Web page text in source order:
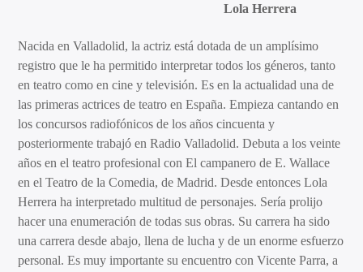
Lola Herrera
Nacida en Valladolid, la actriz está dotada de un amplísimo
registro que le ha permitido interpretar todos los géneros, tanto
en teatro como en cine y televisión. Es en la actualidad una de
las primeras actrices de teatro en España. Empieza cantando en
los concursos radiofónicos de los años cincuenta y
posteriormente trabajó en Radio Valladolid. Debuta a los veinte
años en el teatro profesional con El campanero de E. Wallace
en el Teatro de la Comedia, de Madrid. Desde entonces Lola
Herrera ha interpretado multitud de personajes. Sería prolijo
hacer una enumeración de todas sus obras. Su carrera ha sido
una carrera desde abajo, llena de lucha y de un enorme esfuerzo
personal. Es muy importante su encuentro con Vicente Parra, a